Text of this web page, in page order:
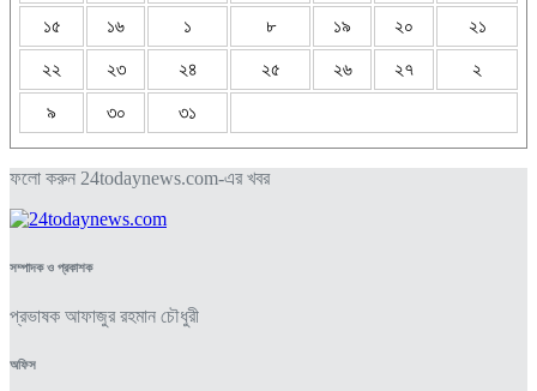
১৫ ১৬ ১ ৮ ১৯ ২০ ২১
২২ ২৩ ২৪ ২৫ ২৬ ২৭ ২
৯ ৩০ ৩১
ফলো করুন 24todaynews.com-এর খবর
সম্পাদক ও প্রকাশক
প্রভাষক আফাজুর রহমান চৌধুরী
অফিস